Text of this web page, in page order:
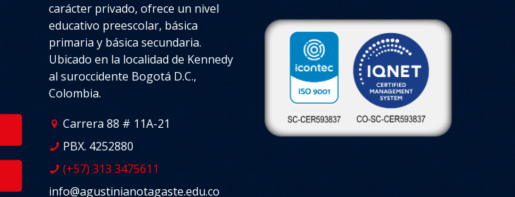
carácter privado, ofrece un nivel
educativo preescolar, básica
primaria y básica secundaria.
Ubicado en la localidad de Kennedy
al suroccidente Bogotá D.C.,
Colombia.
Carrera 88 # 11A-21
PBX. 4252880
(+57) 313 3475611
info@agustinianotagaste.edu.co